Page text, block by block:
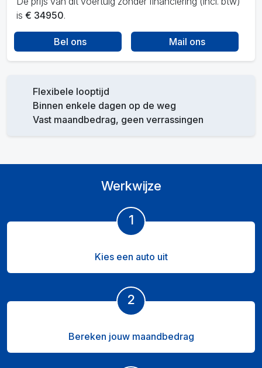
is € 34950.
Bel ons Mail ons
Flexibele looptijd
Binnen enkele dagen op de weg
Vast maandbedrag, geen verrassingen
Werkwijze
1
Kies een auto uit
2
Bereken jouw maandbedrag